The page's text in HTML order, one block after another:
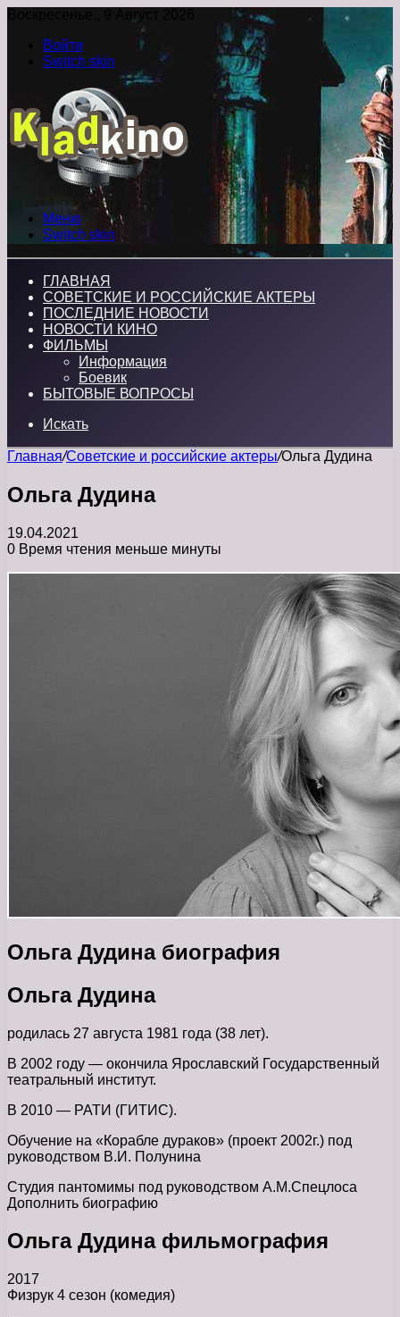
Воскресенье , 9 Август 2026
Войти
Switch skin
Меню
Switch skin
ГЛАВНАЯ
СОВЕТСКИЕ И РОССИЙСКИЕ АКТЕРЫ
ПОСЛЕДНИЕ НОВОСТИ
НОВОСТИ КИНО
ФИЛЬМЫ
Информация
Боевик
БЫТОВЫЕ ВОПРОСЫ
Искать
Главная/Советские и российские актеры/Ольга Дудина
Ольга Дудина
19.04.2021
0 Время чтения меньше минуты
Ольга Дудина биография
Ольга Дудина
родилась 27 августа 1981 года (38 лет).
В 2002 году — окончила Ярославский Государственный
театральный институт.
В 2010 — РАТИ (ГИТИС).
Обучение на «Корабле дураков» (проект 2002г.) под
руководством В.И. Полунина
Студия пантомимы под руководством А.М.Спецлоса
Дополнить биографию
Ольга Дудина фильмография
2017
Физрук 4 сезон (комедия)